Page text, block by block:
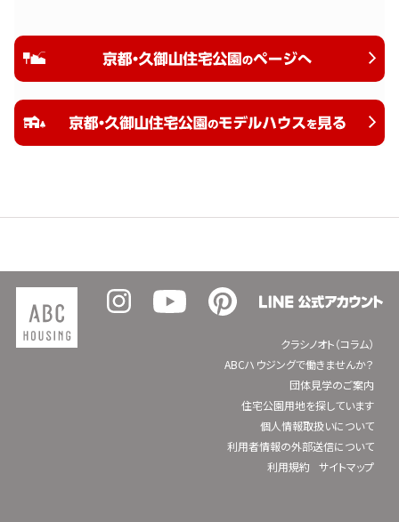
クラシノオト（コラム）
ABCハウジングで働きませんか？
団体見学のご案内
住宅公園用地を探しています
個人情報取扱いについて
利用者情報の外部送信について
利用規約
サイトマップ